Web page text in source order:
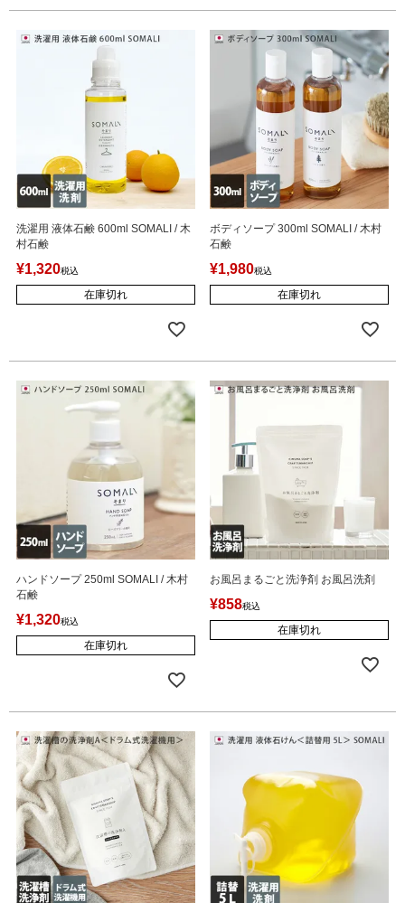
洗濯用 液体石鹸 600ml SOMALI / 木
村石鹸
¥1,320税込
在庫切れ
ボディソープ 300ml SOMALI / 木村
石鹸
¥1,980税込
在庫切れ
ハンドソープ 250ml SOMALI / 木村
石鹸
¥1,320税込
在庫切れ
お風呂まるごと洗浄剤 お風呂洗剤
¥858税込
在庫切れ